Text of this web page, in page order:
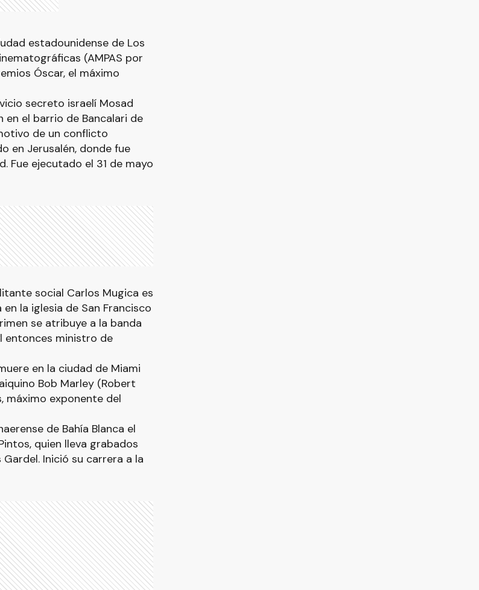
estadounidense de Los
(AMPAS por
Óscar, el máximo
secreto israelí Mosad
en el barrio de Bancalari de
de un conflicto
en Jerusalén, donde fue
Fue ejecutado el 31 de mayo
social Carlos Mugica es
la iglesia de San Francisco
se atribuye a la banda
entonces ministro de
en la ciudad de Miami
Bob Marley (Robert
máximo exponente del
de Bahía Blanca el
quien lleva grabados
Inició su carrera a la